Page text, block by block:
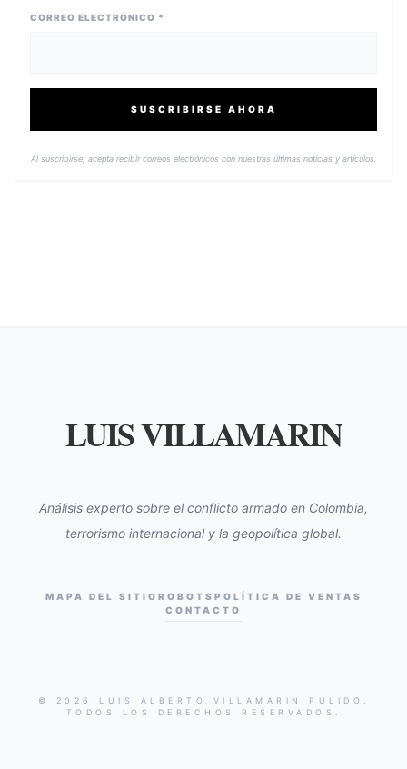
CORREO ELECTRÓNICO *
SUSCRIBIRSE AHORA
Al suscribirse, acepta recibir correos electrónicos con nuestras últimas noticias y artículos.
LUIS VILLAMARIN
Análisis experto sobre el conflicto armado en Colombia,
terrorismo internacional y la geopolítica global.
MAPA DEL SITIO ROBOTS POLÍTICA DE VENTAS
CONTACTO
© 2026 LUIS ALBERTO VILLAMARIN PULIDO.
TODOS LOS DERECHOS RESERVADOS.